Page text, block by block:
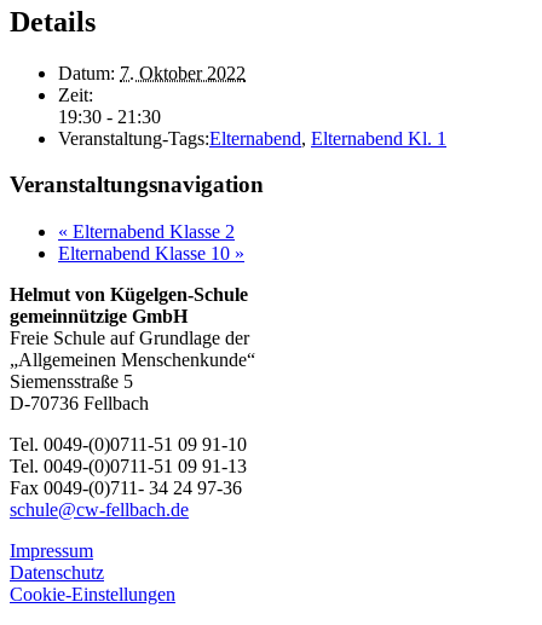
Details
Datum: 7. Oktober 2022
Zeit:
19:30 - 21:30
Veranstaltung-Tags:Elternabend, Elternabend Kl. 1
Veranstaltungsnavigation
« Elternabend Klasse 2
Elternabend Klasse 10 »
Helmut von Kügelgen-Schule
gemeinnützige GmbH
Freie Schule auf Grundlage der
„Allgemeinen Menschenkunde“
Siemensstraße 5
D-70736 Fellbach
Tel. 0049-(0)0711-51 09 91-10
Tel. 0049-(0)0711-51 09 91-13
Fax 0049-(0)711- 34 24 97-36
schule@cw-fellbach.de
Impressum
Datenschutz
Cookie-Einstellungen